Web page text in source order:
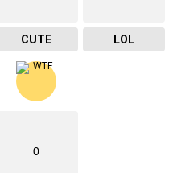
CUTE LOL
0